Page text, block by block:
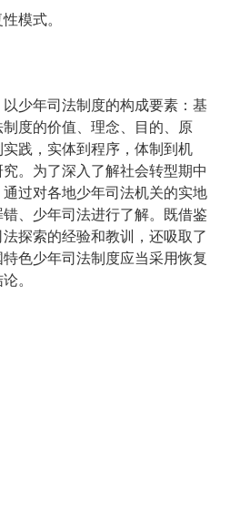
模式。
少年司法制度的构成要素：基
度的价值、理念、目的、原
践，实体到程序，体制到机
。为了深入了解社会转型期中
过对各地少年司法机关的实地
、少年司法进行了解。既借鉴
探索的经验和教训，还吸取了
色少年司法制度应当采用恢复
。